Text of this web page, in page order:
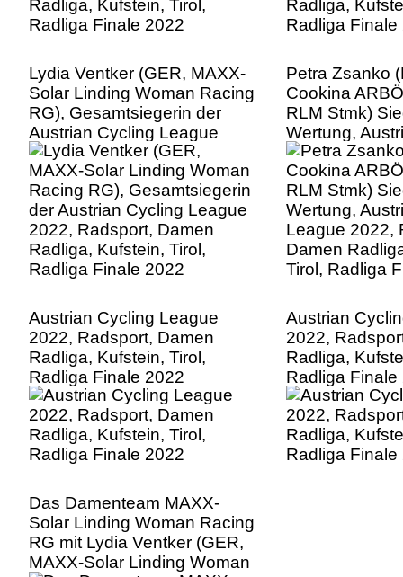
Lydia Ventker (GER, MAXX-
Solar Linding Woman Racing
RG), Gesamtsiegerin der
Austrian Cycling League
2022, Radsport, Damen
Radliga, Kufstein, Tirol,
Radliga Finale 2022
Petra Zsanko
Cookina
RLM Stmk)
Wertung,
League 2022,
Damen
Tirol, Radliga
Austrian Cycling League
2022, Radsport, Damen
Radliga, Kufstein, Tirol,
Radliga Finale 2022
Austrian
2022,
Radliga,
Radliga Finale
Das Damenteam MAXX-
Solar Linding Woman Racing
RG mit Lydia Ventker (GER,
MAXX-Solar Linding Woman